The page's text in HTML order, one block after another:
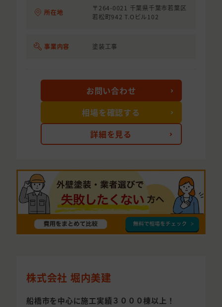
所在地
〒264-0021 千葉県千葉市若葉区
若松町942 T.Oビル102
事業内容 塗装工事
詳細を見る
お問い合わせ
相場を確認する
株式会社 堀内美建
船橋市を中心に施工実績３０００棟以上！